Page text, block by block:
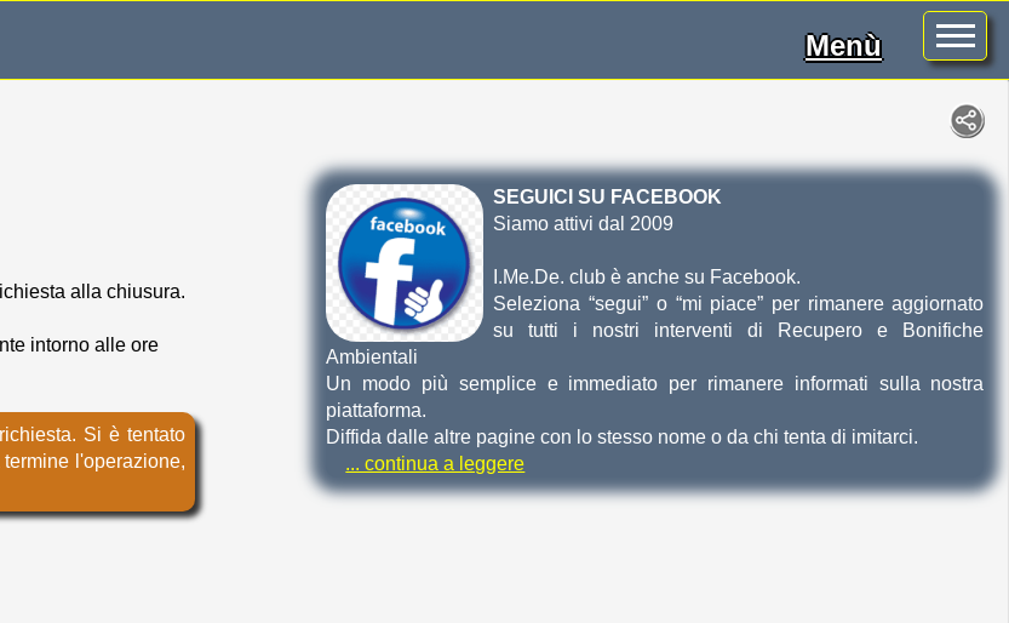
Menù
alla chiusura.
intorno alle ore
Si è tentato
l'operazione,
SEGUICI SU FACEBOOK
Siamo attivi dal 2009
I.Me.De. club è anche su Facebook.
Seleziona “segui” o “mi piace” per rimanere aggiornato
su tutti i nostri interventi di Recupero e Bonifiche
Ambientali
Un modo più semplice e immediato per rimanere informati sulla nostra
piattaforma.
Diffida dalle altre pagine con lo stesso nome o da chi tenta di imitarci.
... continua a leggere